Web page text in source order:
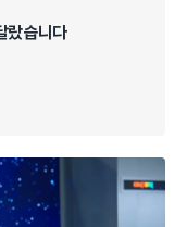
랐습니다